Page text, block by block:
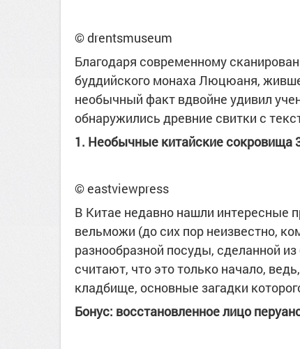
© drentsmuseum
Благодаря современному
буддийского монаха Люцюаня,
необычный факт вдвойне удивил
обнаружились древние свитки с
1. Необычные китайские сокровища
© eastviewpress
В Китае недавно нашли интересные
вельможи (до сих пор неизвестно,
разнообразной посуды, сделанной
считают, что это только начало,
кладбище, основные загадки
Бонус: восстановленное лицо